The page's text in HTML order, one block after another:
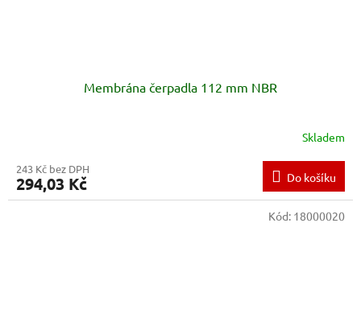
Membrána čerpadla 112 mm NBR
Skladem
243 Kč bez DPH
294,03 Kč Do košíku
Kód: 18000020